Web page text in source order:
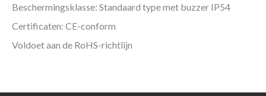
Beschermingsklasse: Standaard type met buzzer IP54
Certificaten: CE-conform
Voldoet aan de RoHS-richtlijn